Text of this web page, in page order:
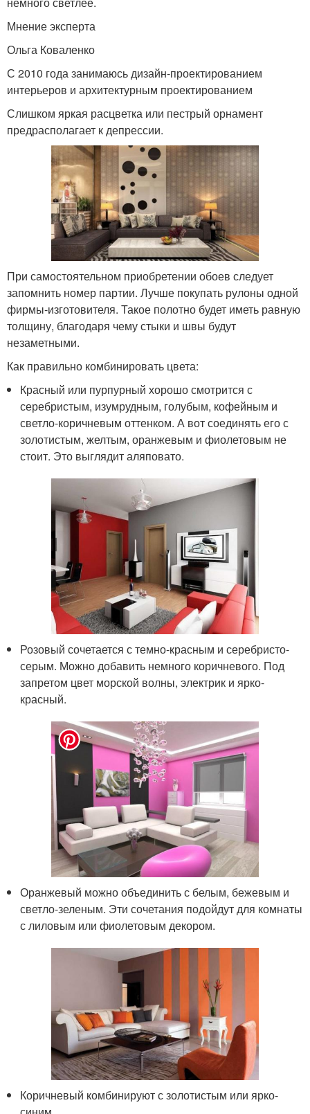
Мнение эксперта
Ольга Коваленко
С 2010 года занимаюсь дизайн-проектированием
интерьеров и архитектурным проектированием
Слишком яркая расцветка или пестрый орнамент
предрасполагает к депрессии.
При самостоятельном приобретении обоев следует
запомнить номер партии. Лучше покупать рулоны одной
фирмы-изготовителя. Такое полотно будет иметь равную
толщину, благодаря чему стыки и швы будут
незаметными.
Как правильно комбинировать цвета:
Красный или пурпурный хорошо смотрится с
серебристым, изумрудным, голубым, кофейным и
светло-коричневым оттенком. А вот соединять его с
золотистым, желтым, оранжевым и фиолетовым не
стоит. Это выглядит аляповато.
Розовый сочетается с темно-красным и серебристо-
серым. Можно добавить немного коричневого. Под
запретом цвет морской волны, электрик и ярко-
красный.
Оранжевый можно объединить с белым, бежевым и
светло-зеленым. Эти сочетания подойдут для комнаты
с лиловым или фиолетовым декором.
Коричневый комбинируют с золотистым или ярко-